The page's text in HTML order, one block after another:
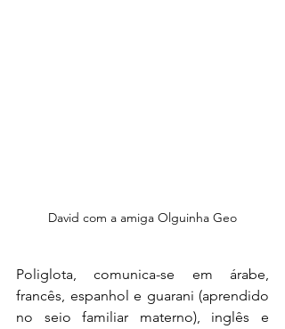
David com a amiga Olguinha Geo
Poliglota, comunica-se em árabe,
francês, espanhol e guarani (aprendido
no seio familiar materno), inglês e